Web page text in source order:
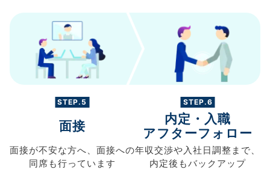
STEP.5
面接
面接が不安な方へ、 面接への
同席も行っています
STEP.6
内定・入職
アフターフォロー
年収交渉や入社日調整まで、
内定後もバックアップ